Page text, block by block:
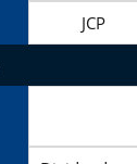
JCP